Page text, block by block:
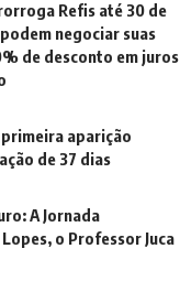
Refis até 30 de
negociar suas
de desconto em juros
aparição
de 37 dias
A Jornada
o Professor Juca